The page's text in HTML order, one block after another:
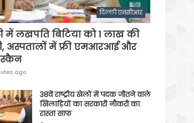
दिल्ली एनसीआर
में लखपति बिटिया को 1 लाख की
अस्पतालों में फ्री एमआरआई और
स्कैन
ago
38वें राष्ट्रीय खेलों में पदक जीतने वाले
खिलाड़ियों का सरकारी नौकरी का
रास्ता साफ